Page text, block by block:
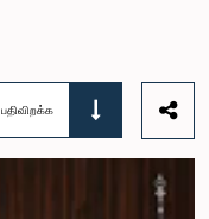
பதிவிறக்க